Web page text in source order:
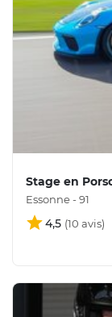
Stage en
Essonne - 91
4,5